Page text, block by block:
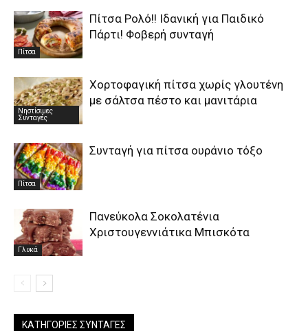
Πίτσα
Πίτσα Ρολό!! Ιδανική για Παιδικό
Πάρτι! Φοβερή συνταγή
Νηστίσιμες
Συνταγές
Χορτοφαγική πίτσα χωρίς γλουτένη
με σάλτσα πέστο και μανιτάρια
Πίτσα
Συνταγή για πίτσα ουράνιο τόξο
Γλυκά
Πανεύκολα Σοκολατένια
Χριστουγεννιάτικα Μπισκότα
ΚΑΤΗΓΟΡΊΕΣ ΣΥΝΤΑΓΈΣ